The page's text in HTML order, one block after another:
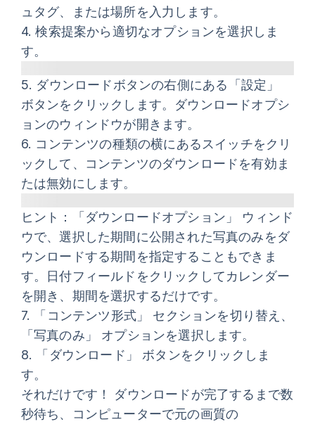
ュタグ、または場所を入力します。
4. 検索提案から適切なオプションを選択しま
す。
5. ダウンロードボタンの右側にある
「設定」
ボタンをクリックします。 ダウンロードオプシ
ョンのウィンドウが開きます。
6. コンテンツの種類の横にあるスイッチをクリ
ックして、コンテンツのダウンロードを有効ま
たは無効にします。
ヒント ： 「ダウンロードオプション」
ウィンド
ウで、選択した期間に公開された写真のみをダ
ウンロードする期間を指定することもできま
す。日付フィールドをクリックしてカレンダー
を開き、期間を選択するだけです。
7.
「コンテンツ形式」
セクションを切り替え、
「写真のみ」
オプションを選択します。
8.
「ダウンロード」
ボタンをクリックしま
す。
それだけです！ ダウンロードが完了するまで数
秒待ち、コンピューターで元の画質の